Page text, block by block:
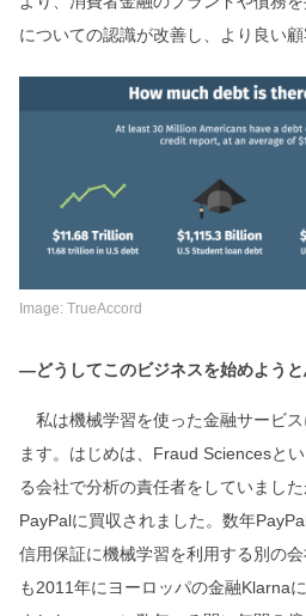
についての認識が改善し、より良い顧
Image: TrueAccord
―どうしてこのビジネスを始めようと
私は機械学習を使った金融サービ
ます。はじめは、Fraud Sciencesと
る会社で分析の責任者をしていまし
PayPalに買収されました。数年
信用保証に機械学習を利用する別の
も2011年にヨーロッパの金融Klarna